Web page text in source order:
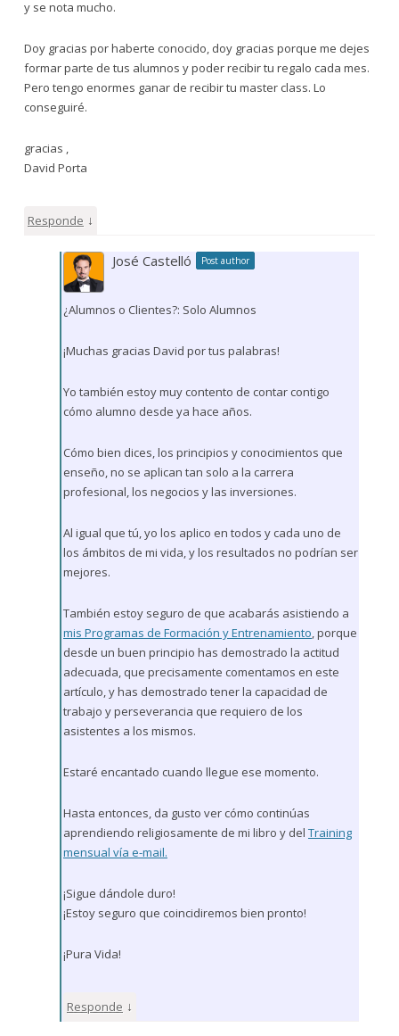
y se nota mucho.
Doy gracias por haberte conocido, doy gracias porque me dejes
formar parte de tus alumnos y poder recibir tu regalo cada mes.
Pero tengo enormes ganar de recibir tu master class. Lo
conseguiré.
gracias ,
David Porta
Responde ↓
José Castelló Post author
¿Alumnos o Clientes?: Solo Alumnos
¡Muchas gracias David por tus palabras!
Yo también estoy muy contento de contar contigo
cómo alumno desde ya hace años.
Cómo bien dices, los principios y conocimientos que
enseño, no se aplican tan solo a la carrera
profesional, los negocios y las inversiones.
Al igual que tú, yo los aplico en todos y cada uno de
los ámbitos de mi vida, y los resultados no podrían ser
mejores.
También estoy seguro de que acabarás asistiendo a
mis Programas de Formación y Entrenamiento, porque
desde un buen principio has demostrado la actitud
adecuada, que precisamente comentamos en este
artículo, y has demostrado tener la capacidad de
trabajo y perseverancia que requiero de los
asistentes a los mismos.
Estaré encantado cuando llegue ese momento.
Hasta entonces, da gusto ver cómo continúas
aprendiendo religiosamente de mi libro y del Training
mensual vía e-mail.
¡Sigue dándole duro!
¡Estoy seguro que coincidiremos bien pronto!
¡Pura Vida!
Responde ↓